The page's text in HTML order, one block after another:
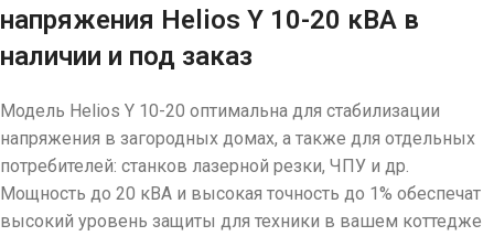
напряжения Helios Y 10-20 кВА в
наличии и под заказ
Модель Helios Y 10-20 оптимальна для стабилизации
напряжения в загородных домах, а также для отдельных
потребителей: станков лазерной резки, ЧПУ и др.
Мощность до 20 кВА и высокая точность до 1% обеспечат
высокий уровень защиты для техники в вашем коттедже